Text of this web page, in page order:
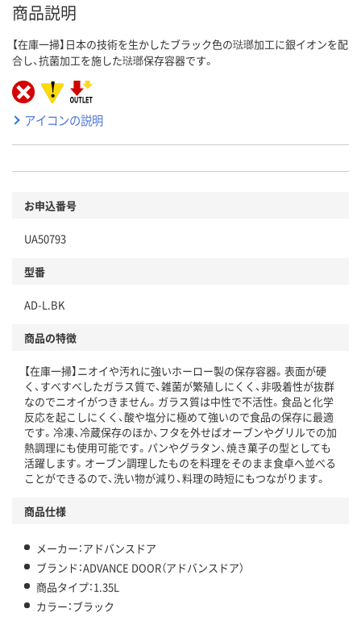
商品説明
【在庫一掃】日本の技術を生かしたブラック色の琺瑯加工に銀イオンを配
合し、抗菌加工を施した琺瑯保存容器です。
アイコンの説明
お申込番号
UA50793
型番
AD-L.BK
商品の特徴
【在庫一掃】ニオイや汚れに強いホーロー製の保存容器。表面が硬
く、すべすべしたガラス質で、雑菌が繁殖しにくく、非吸着性が抜群
なのでニオイがつきません。ガラス質は中性で不活性。食品と化学
反応を起こしにくく、酸や塩分に極めて強いので食品の保存に最適
です。冷凍、冷蔵保存のほか、フタを外せばオーブンやグリルでの加
熱調理にも使用可能です。パンやグラタン、焼き菓子の型としても
活躍します。オーブン調理したものを料理をそのまま食卓へ並べる
ことができるので、洗い物が減り、料理の時短にもつながります。
商品仕様
メーカー：アドバンスドア
ブランド：ADVANCE DOOR（アドバンスドア）
商品タイプ：1.35L
カラー：ブラック